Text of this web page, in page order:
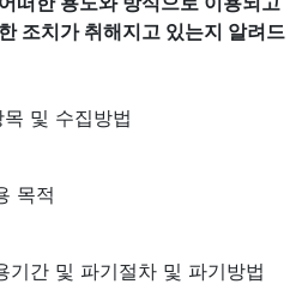
조치가 취해지고 있는지 알려드
및 수집방법
목적
기간 및 파기절차 및 파기방법